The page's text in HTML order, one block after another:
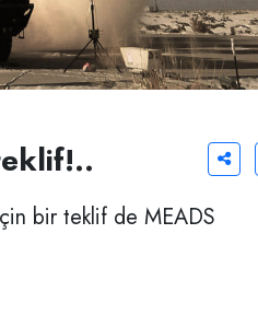
bir teklif de MEADS